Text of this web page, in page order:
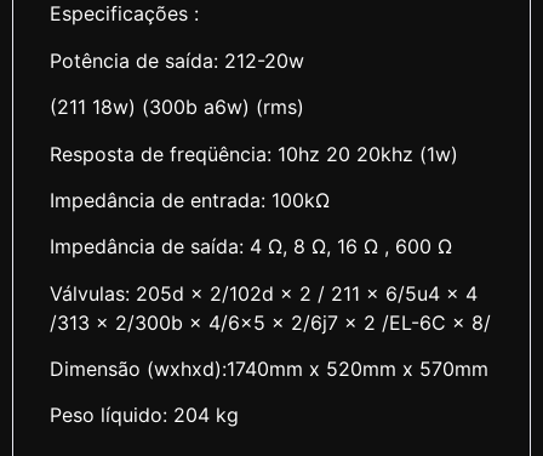
Especificações :
Potência de saída: 212-20w
(211 18w) (300b a6w) (rms)
Resposta de freqüência: 10hz 20 20khz (1w)
Impedância de entrada: 100kΩ
Impedância de saída: 4 Ω, 8 Ω, 16 Ω , 600 Ω
Válvulas: 205d × 2/102d × 2 / 211 × 6/5u4 × 4
/313 × 2/300b × 4/6×5 × 2/6j7 × 2 /EL-6C × 8/
Dimensão (wxhxd):1740mm x 520mm x 570mm
Peso líquido: 204 kg